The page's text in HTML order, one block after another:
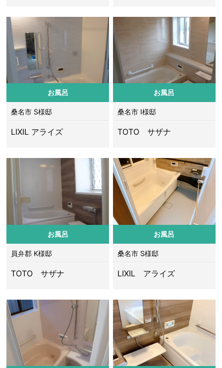
お風呂
桑名市 S様邸
LIXIL アライズ
お風呂
桑名市 I様邸
TOTO サザナ
お風呂
員弁郡 K様邸
TOTO サザナ
お風呂
桑名市 S様邸
LIXIL アライズ